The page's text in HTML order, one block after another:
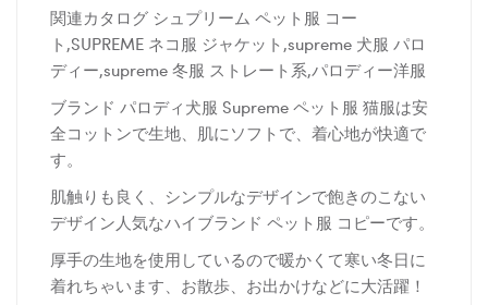
関連カタログ シュプリーム ペット服 コー
ト,SUPREME ネコ服 ジャケット,supreme 犬服 パロ
ディー,supreme 冬服 ストレート系,パロディー洋服
ブランド パロディ犬服 Supreme ペット服 猫服は安
全コットンで生地、肌にソフトで、着心地が快適で
す。
肌触りも良く、シンプルなデザインで飽きのこない
デザイン人気なハイブランド ペット服 コピーです。
厚手の生地を使用しているので暖かくて寒い冬日に
着れちゃいます、お散歩、お出かけなどに大活躍！